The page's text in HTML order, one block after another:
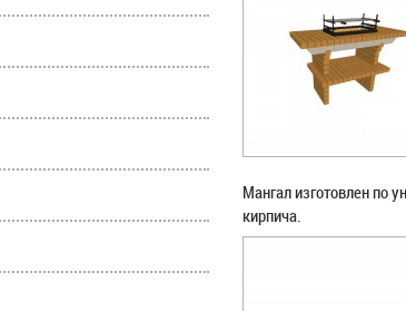
Мангал изготовлен по
кирпича.